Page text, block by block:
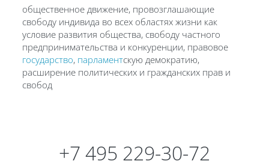
общественное движение, провозглашающие
свободу индивида во всех областях жизни как
условие развития общества, свободу частного
предпринимательства и конкуренции, правовое
государство, парламентскую демократию,
расширение политических и гражданских прав и
свобод
+7 495 229-30-72